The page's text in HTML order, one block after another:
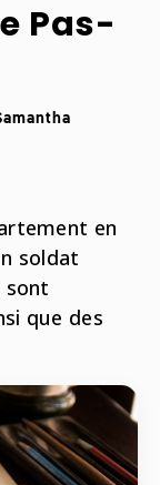
Pas-
en
soldat
sont
que des